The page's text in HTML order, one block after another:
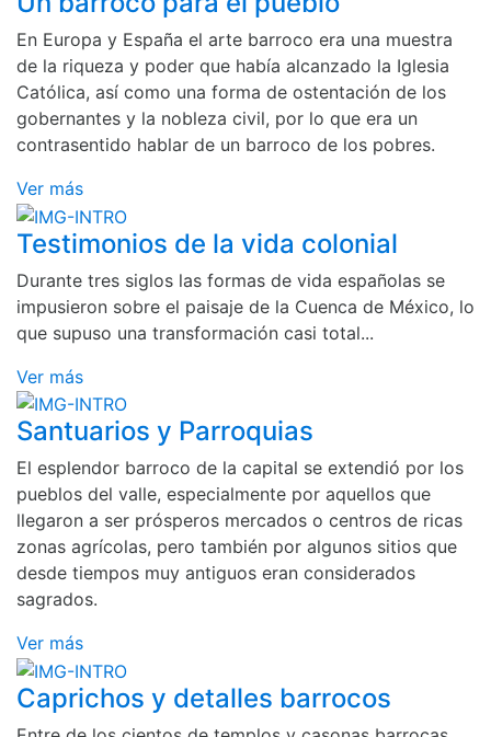
En Europa y España el arte barroco era una muestra
de la riqueza y poder que había alcanzado la Iglesia
Católica, así como una forma de ostentación de los
gobernantes y la nobleza civil, por lo que era un
contrasentido hablar de un barroco de los pobres.
Ver más
Testimonios de la vida colonial
Durante tres siglos las formas de vida españolas se
impusieron sobre el paisaje de la Cuenca de México, lo
que supuso una transformación casi total...
Ver más
Santuarios y Parroquias
El esplendor barroco de la capital se extendió por los
pueblos del valle, especialmente por aquellos que
llegaron a ser prósperos mercados o centros de ricas
zonas agrícolas, pero también por algunos sitios que
desde tiempos muy antiguos eran considerados
sagrados.
Ver más
Caprichos y detalles barrocos